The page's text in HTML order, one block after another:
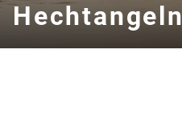
Hechtangeln